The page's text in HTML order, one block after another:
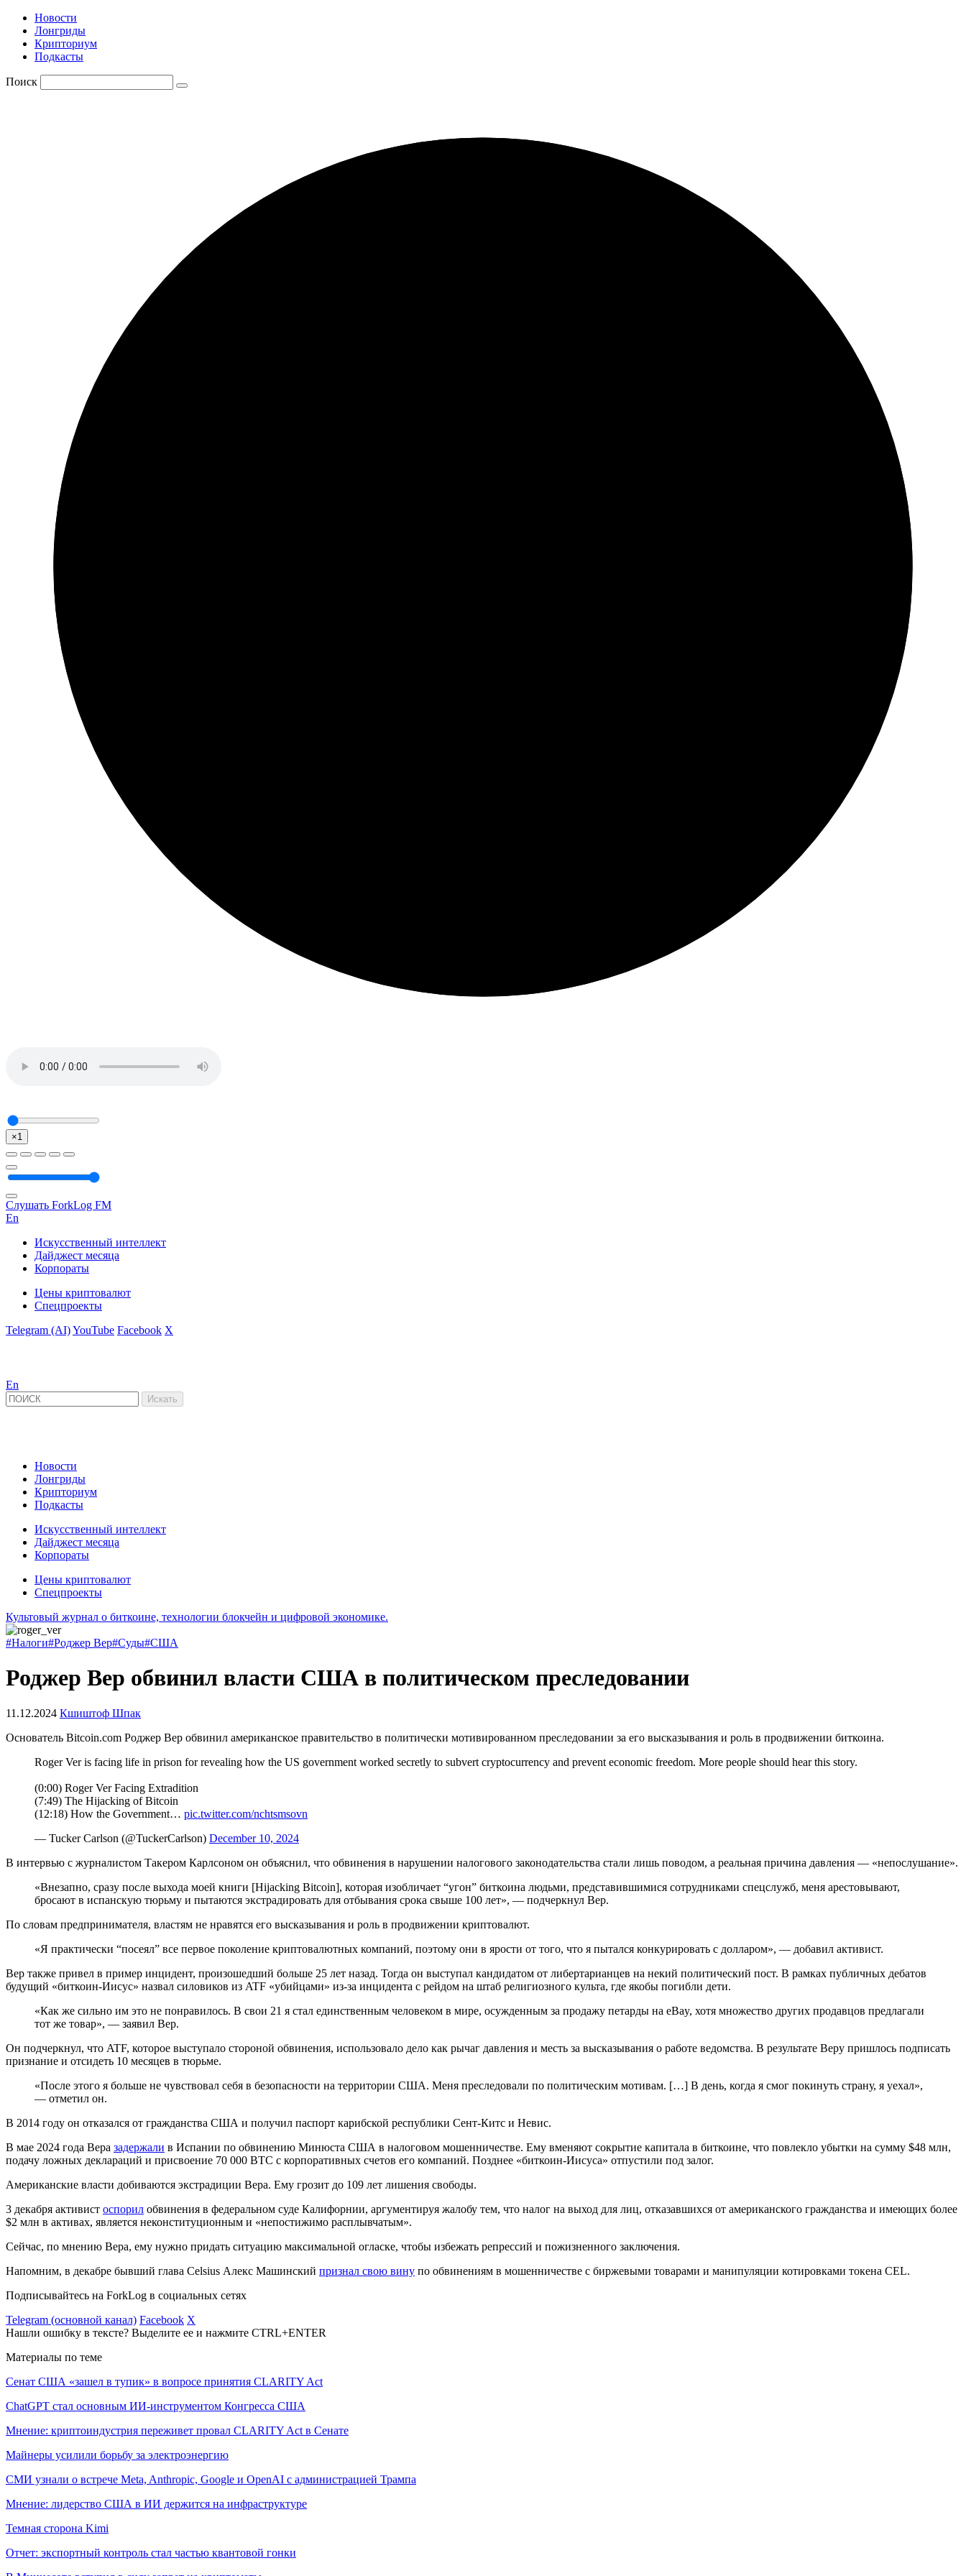
Новости
Лонгриды
Крипториум
Подкасты
Поиск
×1
Слушать ForkLog FM
En
Искусственный интеллект
Дайджест месяца
Корпораты
Цены криптовалют
Спецпроекты
Telegram (AI)YouTube Facebook X
En
Новости
Лонгриды
Крипториум
Подкасты
Искусственный интеллект
Дайджест месяца
Корпораты
Цены криптовалют
Спецпроекты
Культовый журнал о биткоине, технологии блокчейн и цифровой экономике.
#Налоги#Роджер Вер#Суды#США
Роджер Вер обвинил власти США в политическом преследовании
11.12.2024 Кшиштоф Шпак
Основатель Bitcoin.com Роджер Вер обвинил американское правительство в политически мотивированном преследовании за его высказывания и роль в продвижении биткоина.
Roger Ver is facing life in prison for revealing how the US government worked secretly to subvert cryptocurrency and prevent economic freedom. More people should hear this story.
(0:00) Roger Ver Facing Extradition
(7:49) The Hijacking of Bitcoin
(12:18) How the Government… pic.twitter.com/nchtsmsovn
— Tucker Carlson (@TuckerCarlson) December 10, 2024
В интервью с журналистом Такером Карлсоном он объяснил, что обвинения в нарушении налогового законодательства стали лишь поводом, а реальная причина давления — «непослушание».
«Внезапно, сразу после выхода моей книги [Hijacking Bitcoin], которая изобличает “угон” биткоина людьми, представившимися сотрудниками спецслужб, меня арестовывают,
бросают в испанскую тюрьму и пытаются экстрадировать для отбывания срока свыше 100 лет», — подчеркнул Вер.
По словам предпринимателя, властям не нравятся его высказывания и роль в продвижении криптовалют.
«Я практически “посеял” все первое поколение криптовалютных компаний, поэтому они в ярости от того, что я пытался конкурировать с долларом», — добавил активист.
Вер также привел в пример инцидент, произошедший больше 25 лет назад. Тогда он выступал кандидатом от либертарианцев на некий политический пост. В рамках публичных дебатов
будущий «биткоин-Иисус» назвал силовиков из ATF «убийцами» из-за инцидента с рейдом на штаб религиозного культа, где якобы погибли дети.
«Как же сильно им это не понравилось. В свои 21 я стал единственным человеком в мире, осужденным за продажу петарды на eBay, хотя множество других продавцов предлагали
тот же товар», — заявил Вер.
Он подчеркнул, что ATF, которое выступало стороной обвинения, использовало дело как рычаг давления и месть за высказывания о работе ведомства. В результате Веру пришлось подписать
признание и отсидеть 10 месяцев в тюрьме.
«После этого я больше не чувствовал себя в безопасности на территории США. Меня преследовали по политическим мотивам. […] В день, когда я смог покинуть страну, я уехал»,
— отметил он.
В 2014 году он отказался от гражданства США и получил паспорт карибской республики Сент-Китс и Невис.
В мае 2024 года Вера задержали в Испании по обвинению Минюста США в налоговом мошенничестве. Ему вменяют сокрытие капитала в биткоине, что повлекло убытки на сумму $48 млн,
подачу ложных деклараций и присвоение 70 000 BTC с корпоративных счетов его компаний. Позднее «биткоин-Иисуса» отпустили под залог.
Американские власти добиваются экстрадиции Вера. Ему грозит до 109 лет лишения свободы.
3 декабря активист оспорил обвинения в федеральном суде Калифорнии, аргументируя жалобу тем, что налог на выход для лиц, отказавшихся от американского гражданства и имеющих более
$2 млн в активах, является неконституционным и «непостижимо расплывчатым».
Сейчас, по мнению Вера, ему нужно придать ситуацию максимальной огласке, чтобы избежать репрессий и пожизненного заключения.
Напомним, в декабре бывший глава Celsius Алекс Машинский признал свою вину по обвинениям в мошенничестве с биржевыми товарами и манипуляции котировками токена CEL.
Подписывайтесь на ForkLog в социальных сетях
Telegram (основной канал) Facebook X
Нашли ошибку в тексте? Выделите ее и нажмите CTRL+ENTER
Материалы по теме
Сенат США «зашел в тупик» в вопросе принятия CLARITY Act
ChatGPT стал основным ИИ-инструментом Конгресса США
Мнение: криптоиндустрия переживет провал CLARITY Act в Сенате
Майнеры усилили борьбу за электроэнергию
СМИ узнали о встрече Meta, Anthropic, Google и OpenAI с администрацией Трампа
Мнение: лидерство США в ИИ держится на инфраструктуре
Темная сторона Kimi
Отчет: экспортный контроль стал частью квантовой гонки